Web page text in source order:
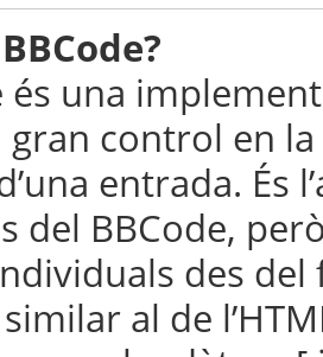
és una
control en
entrada. És
del BBCode,
des
al de